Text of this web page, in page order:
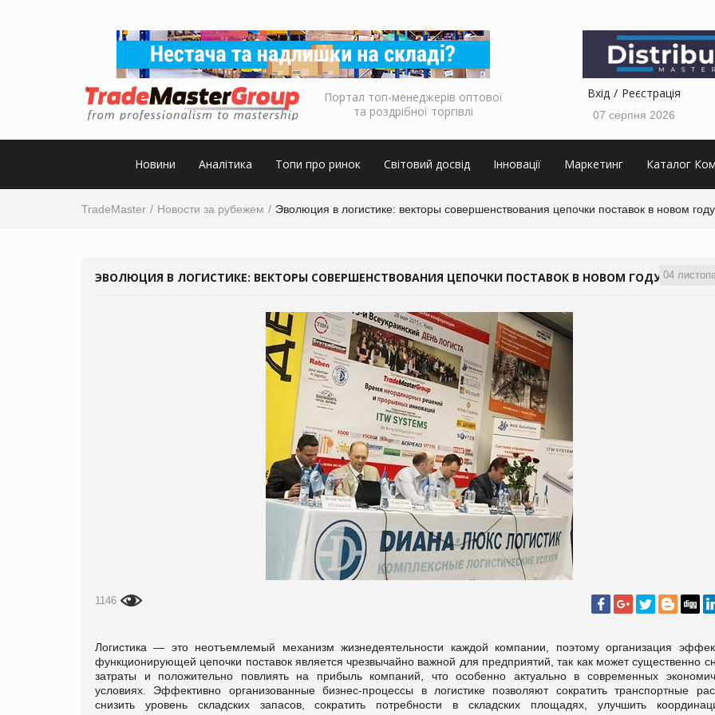
Портал топ-менеджерів оптової
та роздрібної торгівлі
Вхід Реєстрація
07 серпня 2026
Новини Аналітика Топи про ринок Світовий досвід Інновації Маркетинг Каталог
TradeMaster Новости за рубежем Эволюция в логистике: векторы совершенствования цепочки поставок в новом году
04
ЭВОЛЮЦИЯ В ЛОГИСТИКЕ: ВЕКТОРЫ СОВЕРШЕНСТВОВАНИЯ ЦЕПОЧКИ ПОСТАВОК В НОВОМ ГОДУ
1146
Логистика — это неотъемлемый механизм жизнедеятельности каждой компании, поэтому организация
функционирующей цепочки поставок является чрезвычайно важной для предприятий, так как может существенно
затраты и положительно повлиять на прибыль компаний, что особенно актуально в современных
условиях. Эффективно организованные бизнес-процессы в логистике позволяют сократить транспортные
снизить уровень складских запасов, сократить потребности в складских площадях, улучшить